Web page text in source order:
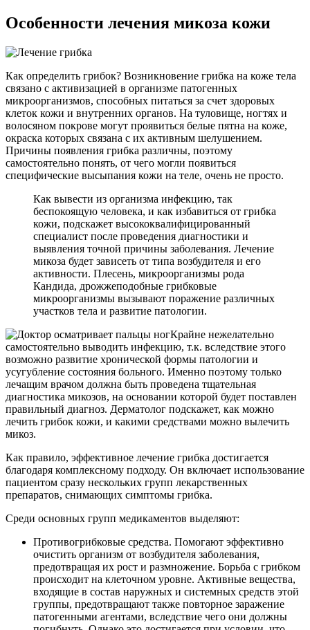
Особенности лечения микоза кожи
Как определить грибок? Возникновение грибка на коже тела
связано с активизацией в организме патогенных
микроорганизмов, способных питаться за счет здоровых
клеток кожи и внутренних органов. На туловище, ногтях и
волосяном покрове могут проявиться белые пятна на коже,
окраска которых связана с их активным шелушением.
Причины появления грибка различны, поэтому
самостоятельно понять, от чего могли появиться
специфические высыпания кожи на теле, очень не просто.
Как вывести из организма инфекцию, так
беспокоящую человека, и как избавиться от грибка
кожи, подскажет высококвалифицированный
специалист после проведения диагностики и
выявления точной причины заболевания. Лечение
микоза будет зависеть от типа возбудителя и его
активности. Плесень, микроорганизмы рода
Кандида, дрожжеподобные грибковые
микроорганизмы вызывают поражение различных
участков тела и развитие патологии.
Крайне нежелательно
самостоятельно выводить инфекцию, т.к. вследствие этого
возможно развитие хронической формы патологии и
усугубление состояния больного. Именно поэтому только
лечащим врачом должна быть проведена тщательная
диагностика микозов, на основании которой будет поставлен
правильный диагноз. Дерматолог подскажет, как можно
лечить грибок кожи, и какими средствами можно вылечить
микоз.
Как правило, эффективное лечение грибка достигается
благодаря комплексному подходу. Он включает использование
пациентом сразу нескольких групп лекарственных
препаратов, снимающих симптомы грибка.
Среди основных групп медикаментов выделяют:
Противогрибковые средства. Помогают эффективно
очистить организм от возбудителя заболевания,
предотвращая их рост и размножение. Борьба с грибком
происходит на клеточном уровне. Активные вещества,
входящие в состав наружных и системных средств этой
группы, предотвращают также повторное заражение
патогенными агентами, вследствие чего они должны